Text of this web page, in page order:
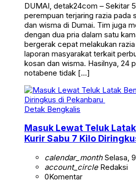
DUMAI, detak24com – Sekitar
perempuan terjaring razia pada
dan wisma di Dumai. Tim juga
dengan dua pria dalam satu
bergerak cepat melakukan
laporan masyarakat terkait
kosan dan wisma. Hasilnya, 24
notabene tidak […]
Detak Bengkalis
Masuk Lewat Teluk
Kurir Sabu 7 Kilo
calendar_monthSelasa,
account_circleRedaksi
0Komentar